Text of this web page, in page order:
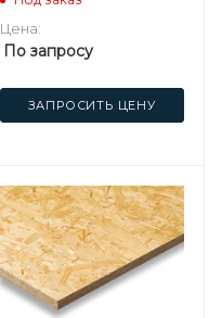
Цена:
По запросу
ЗАПРОСИТЬ ЦЕНУ